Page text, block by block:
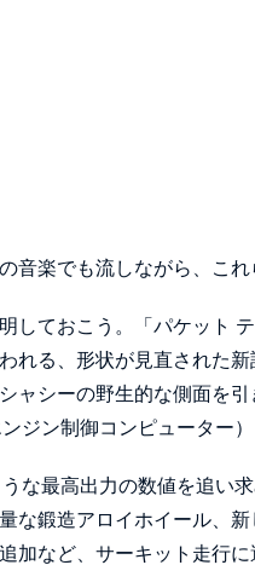
音楽でも流しながら、こ
しておこう。「パケット
れる、形状が見直された
ャシーの野生的な側面を
ジン制御コンピューター
な最高出力の数値を追い
な鍛造アロイホイール、
加など、サーキット走行